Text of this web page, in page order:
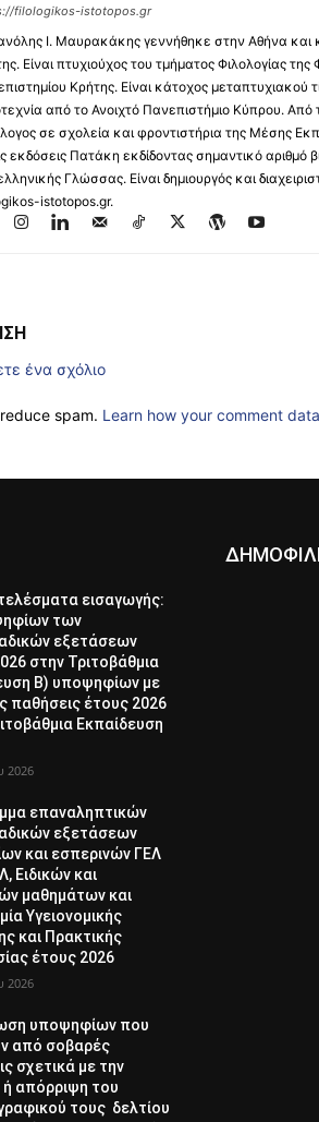
filologikos-istotopos.gr
I. Μαυρακάκης γεννήθηκε στην Αθήνα και
Είναι πτυχιούχος του τμήματος Φιλολογίας
Κρήτης. Είναι κάτοχος μεταπτυχιακού
από το Ανοιχτό Πανεπιστήμιο Κύπρου.
σε σχολεία και φροντιστήρια της Μέσης
εκδόσεις Πατάκη εκδίδοντας σημαντικό αριθμό
Γλώσσας. Είναι δημιουργός και
istotopos.gr.
ένα σχόλιο
spam. Learn how your comment
εισαγωγής:
των
εξετάσεων
στην Τριτοβάθμια
Β) υποψηφίων με
παθήσεις έτους 2026
Εκπαίδευση
2026
επαναληπτικών
εξετάσεων
και εσπερινών ΓΕΛ
Ειδικών και
μαθημάτων και
Υγειονομικής
και Πρακτικής
έτους 2026
2026
υποψηφίων που
από σοβαρές
σχετικά με την
ή απόρριψη του
τους δελτίου